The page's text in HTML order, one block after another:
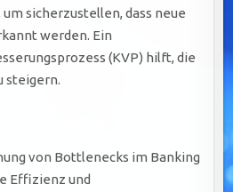
sicherzustellen, dass neue
werden. Ein
(KVP) hilft, die
steigern.
von Bottlenecks im Banking
Effizienz und